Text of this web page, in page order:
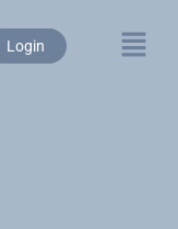
Login